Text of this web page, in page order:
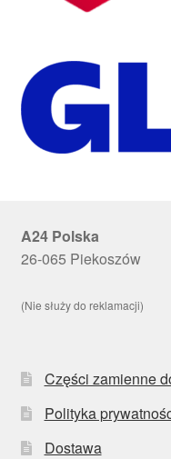
A24 Polska
26-065 Piekoszów
(Nie służy do reklamacji)
Części zamienne
Polityka
Dostawa